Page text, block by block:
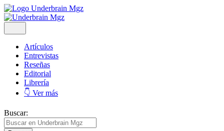
Artículos
Entrevistas
Reseñas
Editorial
Librería
👇 Ver más
Buscar: